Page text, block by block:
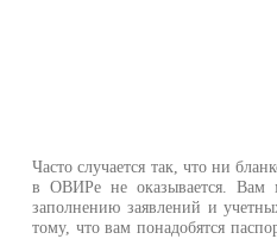
Часто случается так, что ни
в ОВИРе не оказывается. Вам
заполнению заявлений и
тому, что вам понадобятся